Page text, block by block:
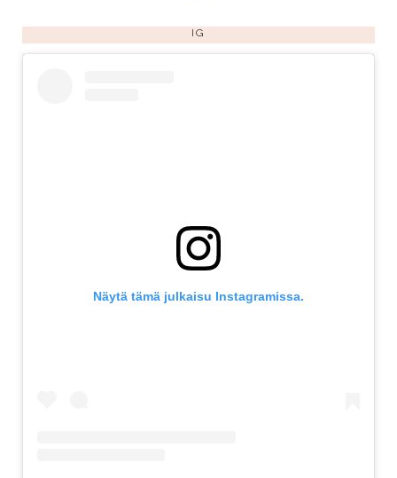
IG
Näytä tämä julkaisu Instagramissa.